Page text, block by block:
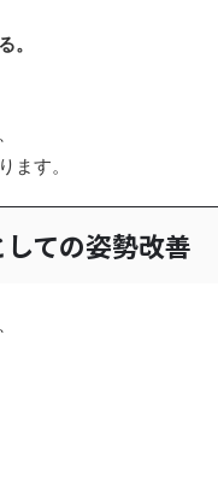
。
ます。
ての姿勢改善